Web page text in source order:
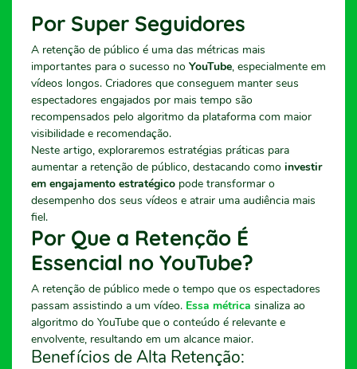
Por Super Seguidores
A retenção de público é uma das métricas mais
importantes para o sucesso no YouTube, especialmente em
vídeos longos. Criadores que conseguem manter seus
espectadores engajados por mais tempo são
recompensados pelo algoritmo da plataforma com maior
visibilidade e recomendação.
Neste artigo, exploraremos estratégias práticas para
aumentar a retenção de público, destacando como investir
em engajamento estratégico pode transformar o
desempenho dos seus vídeos e atrair uma audiência mais
fiel.
Por Que a Retenção É
Essencial no YouTube?
A retenção de público mede o tempo que os espectadores
passam assistindo a um vídeo. Essa métrica sinaliza ao
algoritmo do YouTube que o conteúdo é relevante e
envolvente, resultando em um alcance maior.
Benefícios de Alta Retenção: